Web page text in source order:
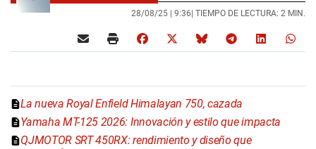
28/08/25 | 9:36 | TIEMPO DE LECTURA: 2 MIN.
La nueva Royal Enfield Himalayan 750, cazada
Yamaha MT-125 2026: Innovación y estilo que impacta
QJMOTOR SRT 450RX: rendimiento y diseño que